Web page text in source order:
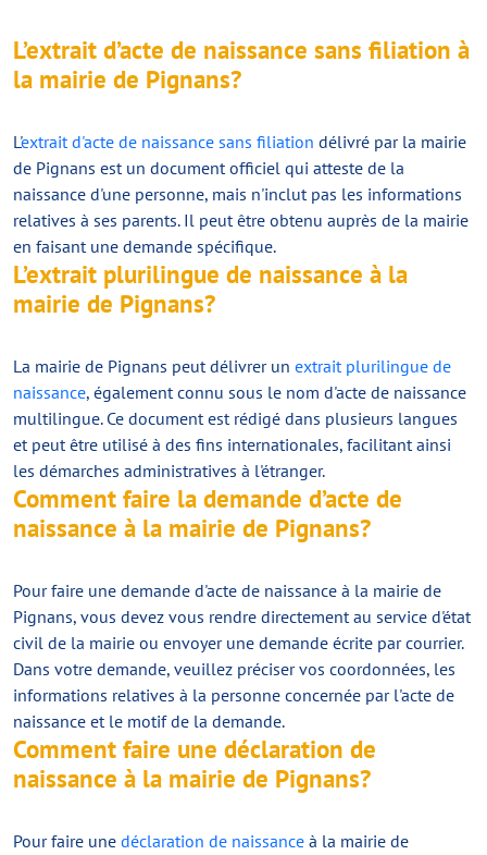
L’extrait d’acte de naissance sans filiation à
la mairie de Pignans?
L'extrait d'acte de naissance sans filiation délivré par la mairie
de Pignans est un document officiel qui atteste de la
naissance d'une personne, mais n'inclut pas les informations
relatives à ses parents. Il peut être obtenu auprès de la mairie
en faisant une demande spécifique.
L’extrait plurilingue de naissance à la
mairie de Pignans?
La mairie de Pignans peut délivrer un extrait plurilingue de
naissance, également connu sous le nom d'acte de naissance
multilingue. Ce document est rédigé dans plusieurs langues
et peut être utilisé à des fins internationales, facilitant ainsi
les démarches administratives à l'étranger.
Comment faire la demande d’acte de
naissance à la mairie de Pignans?
Pour faire une demande d'acte de naissance à la mairie de
Pignans, vous devez vous rendre directement au service d'état
civil de la mairie ou envoyer une demande écrite par courrier.
Dans votre demande, veuillez préciser vos coordonnées, les
informations relatives à la personne concernée par l'acte de
naissance et le motif de la demande.
Comment faire une déclaration de
naissance à la mairie de Pignans?
Pour faire une déclaration de naissance à la mairie de